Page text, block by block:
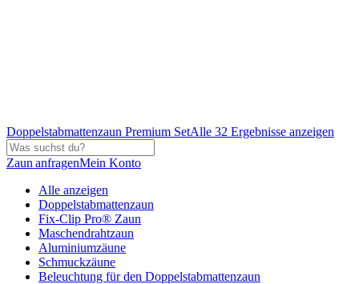
Doppelstabmattenzaun Premium SetAlle 32 Ergebnisse anzeigen
Zaun anfragenMein Konto
Alle anzeigen
Doppelstabmattenzaun
Fix-Clip Pro® Zaun
Maschendrahtzaun
Aluminiumzäune
Schmuckzäune
Beleuchtung für den Doppelstabmattenzaun